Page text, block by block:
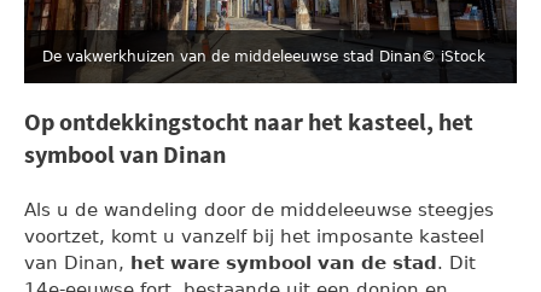
De vakwerkhuizen van de middeleeuwse stad Dinan© iStock
Op ontdekkingstocht naar het kasteel, het
symbool van Dinan
Als u de wandeling door de middeleeuwse steegjes
voortzet, komt u vanzelf bij het imposante kasteel
van Dinan, het ware symbool van de stad . Dit